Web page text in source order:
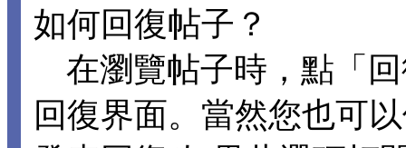
如何回復帖子？
在瀏覽帖子時，點「
回復界面。當然您也可